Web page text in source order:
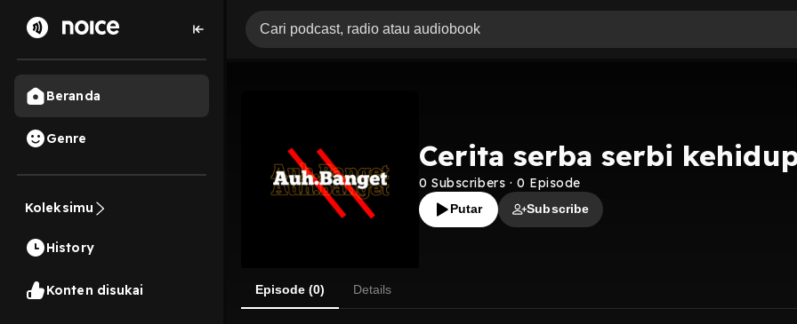
Beranda
Genre
Koleksimu
History
Konten disukai
Cerita serba serbi
0 Subscribers · 0 Episode
Putar Subscribe
Episode (0) Details